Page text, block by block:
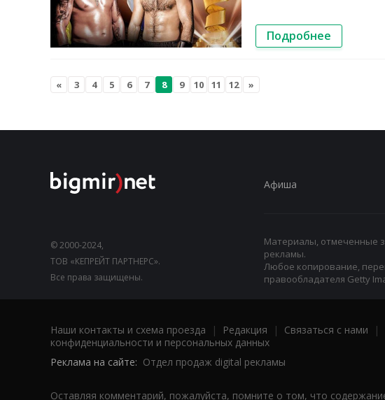
Подробнее
« 3 4 5 6 7 8 9 10 11 12 »
© 2000-2024,
ТОВ «КЕПРЕЙТ ПАРТНЕРС».
Все права защищены.
Афиша
Материалы, отмеченные
рекламы.
Любое копирование,
правообладателя Getty
Наши контакты и схема проезда | Редакция | Связаться с нами |
конфиденциальности и персональных данных
Реклама на сайте: Отдел продаж digital рекламы
Оставляя комментарий, пожалуйста, помните о том, что